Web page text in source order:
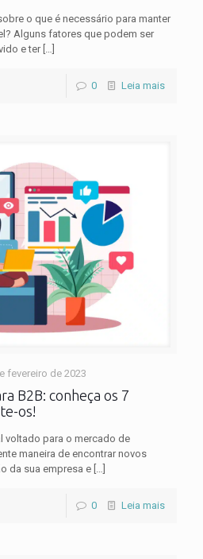
o que é necessário para manter
Alguns fatores que podem ser
e ter[…]
0 Leia mais
fevereiro de 2023
B2B: conheça os 7
os!
voltado para o mercado de
maneira de encontrar novos
da sua empresa e […]
0 Leia mais